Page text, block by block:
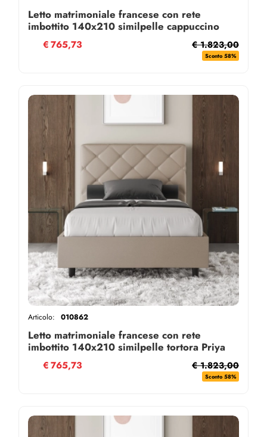
Letto matrimoniale francese con rete
imbottito 140x210 similpelle cappuccino
Priya
€ 1.823,00
Sconto 58%
€765,73
Letto matrimoniale francese con rete
imbottito 140x210 similpelle tortora Priya
Articolo: 010862
€ 1.823,00
Sconto 58%
€765,73